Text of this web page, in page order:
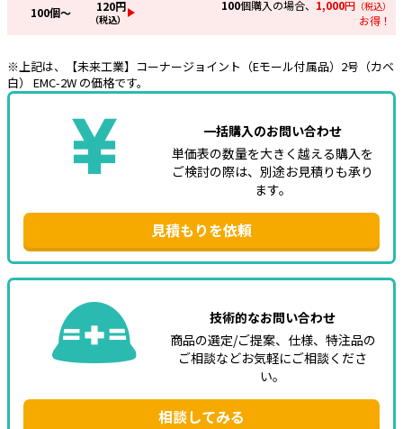
100個～ 120円
（税込）
100個購入の場合、 1,000円 （税込）
お得！
※上記は、【未来工業】コーナージョイント（Eモール付属品）2号（カベ
白） EMC-2W の価格です。
一括購入のお問い合わせ
単価表の数量を大きく越える購入を
ご検討の際は、別途お見積りも承り
ます。
見積もりを依頼
技術的なお問い合わせ
商品の選定/ご提案、仕様、特注品の
ご相談などお気軽にご相談くださ
い。
相談してみる